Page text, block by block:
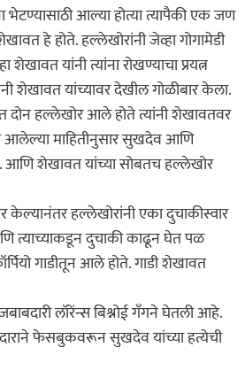
भेटण्यासाठी आल्या होत्या त्यापैकी एक जण
हे होते. हल्लेखोरांनी जेव्हा गोगामेडी
शेखावत यांनी त्यांना रोखण्याचा प्रयत्न
शेखावत यांच्यावर देखील गोळीबार केला.
दोन हल्लेखोर आले होते त्यांनी शेखावतवर
आलेल्या माहितीनुसार सुखदेव आणि
शेखावत यांच्या सोबतच हल्लेखोर
केल्यानंतर हल्लेखोरांनी एका दुचाकीस्वार
त्याच्याकडून दुचाकी काढून घेत पळ
गाडीतून आले होते. गाडी शेखावत
लॉरेंन्स बिश्नोई गँगने घेतली आहे.
फेसबुकवरून सुखदेव यांच्या हत्येची